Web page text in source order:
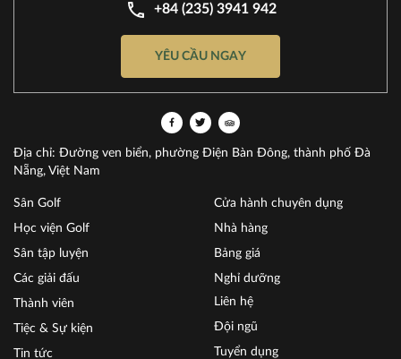
+84 (235) 3941 942
YÊU CẦU NGAY
Địa chỉ: Đường ven biển, phường Điện Bàn Đông, thành phố Đà
Nẵng, Việt Nam
Sân Golf
Học viện Golf
Sân tập luyện
Các giải đấu
Thành viên
Cửa hành chuyên dụng
Nhà hàng
Bảng giá
Nghỉ dưỡng
Tiệc & Sự kiện
Tin tức
Liên hệ
Đội ngũ
Tuyển dụng